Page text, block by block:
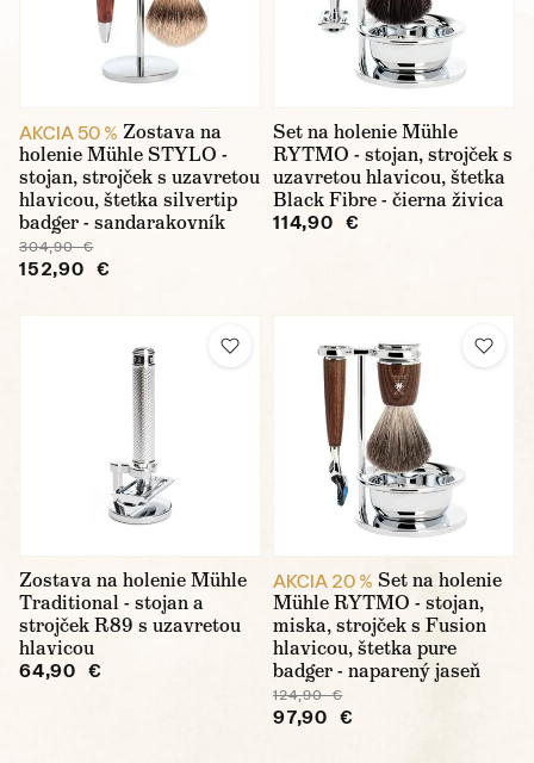
AKCIA 50 % Zostava na
holenie Mühle STYLO -
stojan, strojček s uzavretou
hlavicou, štetka silvertip
badger - sandarakovník
304,90 €
152,90 €
Set na holenie Mühle
RYTMO - stojan, strojček s
uzavretou hlavicou, štetka
Black Fibre - čierna živica
114,90 €
Zostava na holenie Mühle
Traditional - stojan a
strojček R89 s uzavretou
hlavicou
64,90 €
AKCIA 20 % Set na holenie
Mühle RYTMO - stojan,
miska, strojček s Fusion
hlavicou, štetka pure
badger - naparený jaseň
124,90 €
97,90 €